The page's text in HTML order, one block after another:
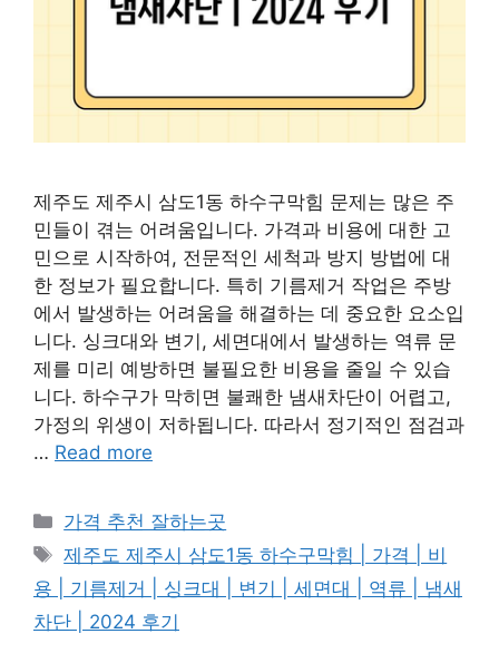
제주도 제주시 삼도1동 하수구막힘 문제는 많은 주
민들이 겪는 어려움입니다. 가격과 비용에 대한 고
민으로 시작하여, 전문적인 세척과 방지 방법에 대
한 정보가 필요합니다. 특히 기름제거 작업은 주방
에서 발생하는 어려움을 해결하는 데 중요한 요소입
니다. 싱크대와 변기, 세면대에서 발생하는 역류 문
제를 미리 예방하면 불필요한 비용을 줄일 수 있습
니다. 하수구가 막히면 불쾌한 냄새차단이 어렵고,
가정의 위생이 저하됩니다. 따라서 정기적인 점검과
… Read more
카
테
고
리
가격 추천 잘하는곳
태
그
제주도 제주시 삼도1동 하수구막힘 | 가격 | 비
용 | 기름제거 | 싱크대 | 변기 | 세면대 | 역류 | 냄새
차단 | 2024 후기